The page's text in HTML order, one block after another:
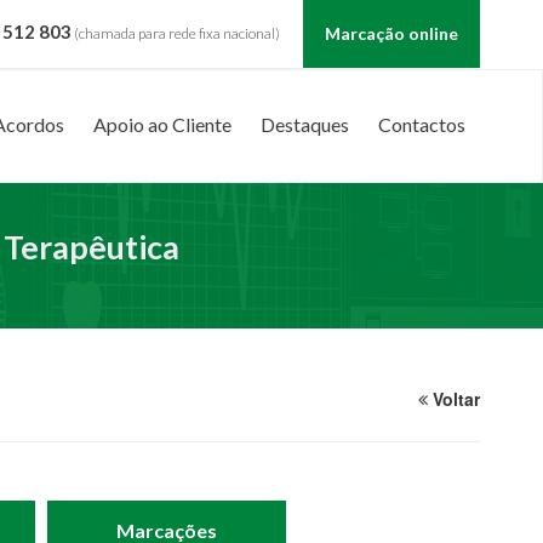
803 (chamada para rede fixa nacional) Marcação online
Apoio ao Cliente Destaques Contactos
Voltar
Marcações